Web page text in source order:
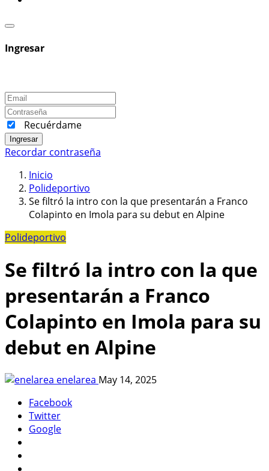
Ingresar
Recuérdame
Ingresar
Recordar contraseña
Inicio
Polideportivo
Se filtró la intro con la que presentarán a Franco
Colapinto en Imola para su debut en Alpine
Polideportivo
Se filtró la intro con la que
presentarán a Franco
Colapinto en Imola para su
debut en Alpine
enelarea May 14, 2025
Facebook
Twitter
Google